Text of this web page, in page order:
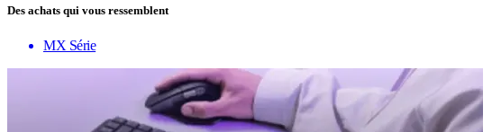
Des achats qui vous ressemblent
MX Série